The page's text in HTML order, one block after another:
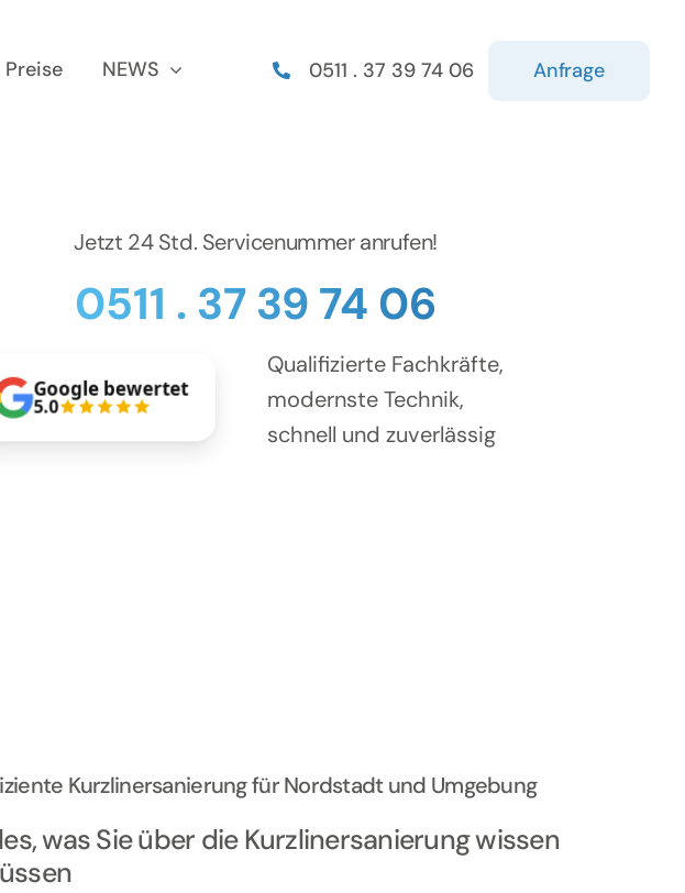
Preise NEWS 0511 . 37 39 74 06 Anfrage
Jetzt 24 Std. Servicenummer anrufen!
0511 . 37 39 74 06
Google bewertet
5.0
Qualifizierte Fachkräfte,
modernste Technik,
schnell und zuverlässig
Kurzlinersanierung für Nordstadt und Umgebung
was Sie über die Kurzlinersanierung wissen